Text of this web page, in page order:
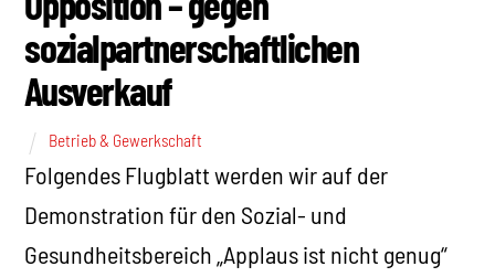
sozialpartnerschaftlichen
Ausverkauf
Betrieb & Gewerkschaft
Folgendes Flugblatt werden wir auf der
Demonstration für den Sozial- und
Gesundheitsbereich „Applaus ist nicht genug“